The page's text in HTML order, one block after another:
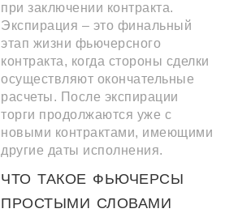
при заключении контракта.
Экспирация – это финальный
этап жизни фьючерсного
контракта, когда стороны сделки
осуществляют окончательные
расчеты. После экспирации
торги продолжаются уже с
новыми контрактами, имеющими
другие даты исполнения.
ЧТО ТАКОЕ ФЬЮЧЕРСЫ
ПРОСТЫМИ СЛОВАМИ